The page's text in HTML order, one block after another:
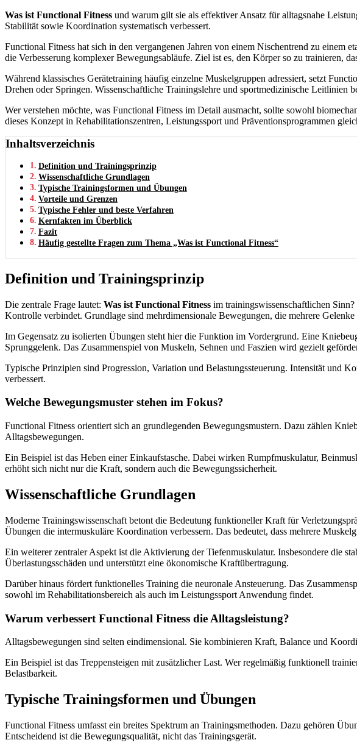
Was ist Functional Fitness und warum gilt sie als effektiver Ansatz für alltagsnahe
Stabilität sowie Koordination systematisch verbessert.
Functional Fitness hat sich in den vergangenen Jahren von einem Nischentrend zu
die Verbesserung komplexer Bewegungsabläufe. Ziel ist es, den Körper so zu trainieren,
Während klassisches Gerätetraining häufig einzelne Muskelgruppen adressiert, setzt
Drehen oder Springen. Wissenschaftliche Trainingslehre und sportmedizinische
Wer verstehen möchte, was Functional Fitness im Detail ausmacht, sollte sowohl
dieses Konzept in Rehabilitationszentren, Leistungssport und Präventionsprogrammen
Inhaltsverzeichnis
Definition und Trainingsprinzip
Wissenschaftliche Grundlagen
Typische Trainingsformen und Übungen
Vorteile und Grenzen
Typische Fehler und beste Verfahren
Kernfakten im Überblick
Fazit
Häufig gestellte Fragen zum Thema „Was ist Functional Fitness“
Definition und Trainingsprinzip
Die zentrale Frage lautet: Was ist Functional Fitness im trainingswissenschaftlichen
Kontrolle verbindet. Grundlage sind mehrdimensionale Bewegungen, die mehrere
Im Gegensatz zu isolierten Übungen steht hier die Funktion im Vordergrund. Eine
Sprunggelenk. Das Zusammenspiel von Muskeln, Sehnen und Faszien wird gezielt
Typische Prinzipien sind Progression, Variation und Belastungssteuerung. Intensität und
verbessert.
Welche Bewegungsmuster stehen im Fokus?
Functional Fitness orientiert sich an grundlegenden Bewegungsmustern. Dazu zählen
Alltagsbewegungen.
Ein Beispiel ist das Heben einer Einkaufstasche. Dabei wirken Rumpfmuskulatur,
erhöht sich nicht nur die Kraft, sondern auch die Bewegungssicherheit.
Wissenschaftliche Grundlagen
Moderne Trainingswissenschaft betont die Bedeutung funktioneller Kraft für
Übungen die intermuskuläre Koordination verbessern. Das bedeutet, dass mehrere
Ein weiterer zentraler Aspekt ist die Aktivierung der Tiefenmuskulatur. Insbesondere die
Überlastungsschäden und unterstützt eine ökonomische Kraftübertragung.
Darüber hinaus fördert funktionelles Training die neuronale Ansteuerung. Das
sowohl im Rehabilitationsbereich als auch im Leistungssport Anwendung findet.
Warum verbessert Functional Fitness die Alltagsleistung?
Alltagsbewegungen sind selten eindimensional. Sie kombinieren Kraft, Balance und
Ein Beispiel ist das Treppensteigen mit zusätzlicher Last. Wer regelmäßig funktionell
Belastbarkeit.
Typische Trainingsformen und Übungen
Functional Fitness umfasst ein breites Spektrum an Trainingsmethoden. Dazu gehören
Entscheidend ist die Bewegungsqualität, nicht das Trainingsgerät.